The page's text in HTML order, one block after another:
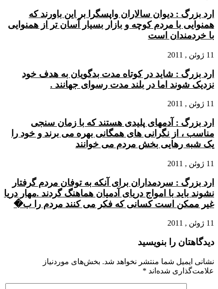
ارد بزرگ : دیوان سالاران واپسگرا بر این باورند که
همنوایی با مردم کوچه و بازار بسیار آسان تر از همنوایی
با خردمندان است
11 ژوئن , 2011
ارد بزرگ : شاید در کوتاه مدت بدگویان به هدف خود
نزدیک شوند اما در بلند مدت رسوای جهانند .
11 ژوئن , 2011
ارد بزرگ : آدمهای پلیدی هستند که با زمان سنجی
مناسب ، از نگرانی های همگانی بهره می برند و خود را
یک شبه رهایی بخش مردم می خوانند
11 ژوئن , 2011
ارد بزرگ : سردمداران برای آنکه به توفان مردم گرفتار
نشوند باید با امواج دریای آدمیان هماهنگ گردند .مهار دریا
غیر ممکن است کسانی که فکر می کنند مردم را ب�
11 ژوئن , 2011
دیدگاهتان را بنویسید
نشانی ایمیل شما منتشر نخواهد شد. بخش‌های موردنیاز
علامت‌گذاری شده‌اند *